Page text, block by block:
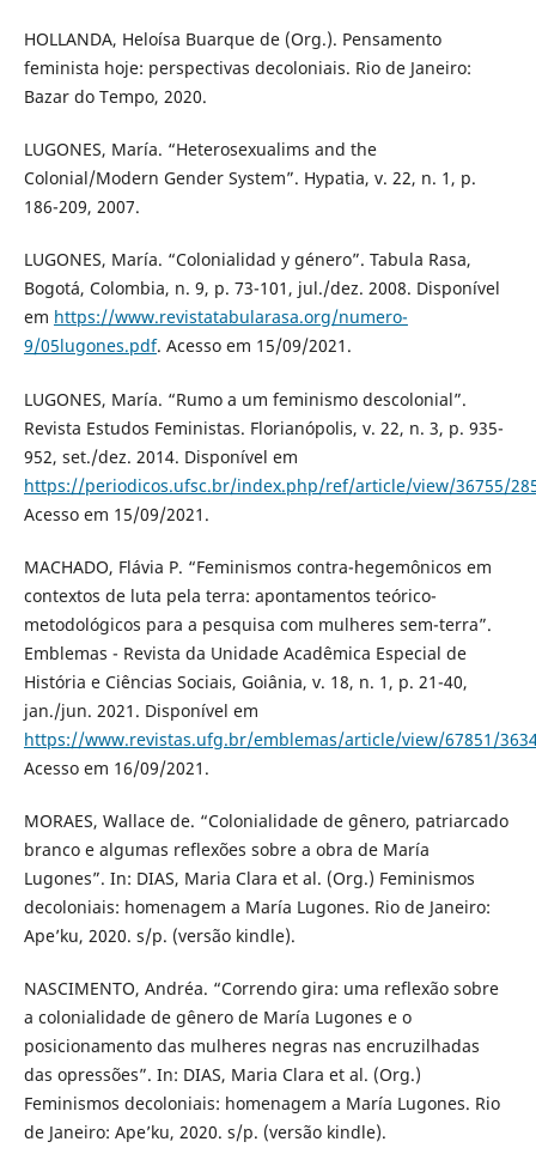
HOLLANDA, Heloísa Buarque de (Org.). Pensamento
feminista hoje: perspectivas decoloniais. Rio de Janeiro:
Bazar do Tempo, 2020.
LUGONES, María. “Heterosexualims and the
Colonial/Modern Gender System”. Hypatia, v. 22, n. 1, p.
186-209, 2007.
LUGONES, María. “Colonialidad y género”. Tabula Rasa,
Bogotá, Colombia, n. 9, p. 73-101, jul./dez. 2008. Disponível
em https://www.revistatabularasa.org/numero-
9/05lugones.pdf. Acesso em 15/09/2021.
LUGONES, María. “Rumo a um feminismo descolonial”.
Revista Estudos Feministas. Florianópolis, v. 22, n. 3, p. 935-
952, set./dez. 2014. Disponível em
https://periodicos.ufsc.br/index.php/ref/article/view/36755/
Acesso em 15/09/2021.
MACHADO, Flávia P. “Feminismos contra-hegemônicos em
contextos de luta pela terra: apontamentos teórico-
metodológicos para a pesquisa com mulheres sem-terra”.
Emblemas - Revista da Unidade Acadêmica Especial de
História e Ciências Sociais, Goiânia, v. 18, n. 1, p. 21-40,
jan./jun. 2021. Disponível em
https://www.revistas.ufg.br/emblemas/article/view/67851/
Acesso em 16/09/2021.
MORAES, Wallace de. “Colonialidade de gênero, patriarcado
branco e algumas reflexões sobre a obra de María
Lugones”. In: DIAS, Maria Clara et al. (Org.) Feminismos
decoloniais: homenagem a María Lugones. Rio de Janeiro:
Ape’ku, 2020. s/p. (versão kindle).
NASCIMENTO, Andréa. “Correndo gira: uma reflexão sobre
a colonialidade de gênero de María Lugones e o
posicionamento das mulheres negras nas encruzilhadas
das opressões”. In: DIAS, Maria Clara et al. (Org.)
Feminismos decoloniais: homenagem a María Lugones. Rio
de Janeiro: Ape’ku, 2020. s/p. (versão kindle).